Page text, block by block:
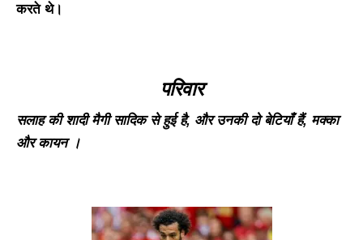
करते थे।
परिवार
सलाह की शादी मैगी सादिक से हुई है, और उनकी दो बेटियाँ हैं, मक्का
और कायन ।